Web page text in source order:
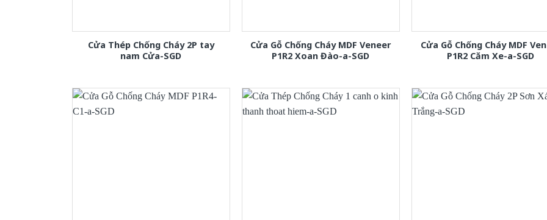
Cửa Thép Chống Cháy 2P tay
nam Cửa-SGD
Cửa Gỗ Chống Cháy MDF Veneer
P1R2 Xoan Đào-a-SGD
Cửa Gỗ Chống Cháy MDF
P1R2 Căm Xe-a-SGD